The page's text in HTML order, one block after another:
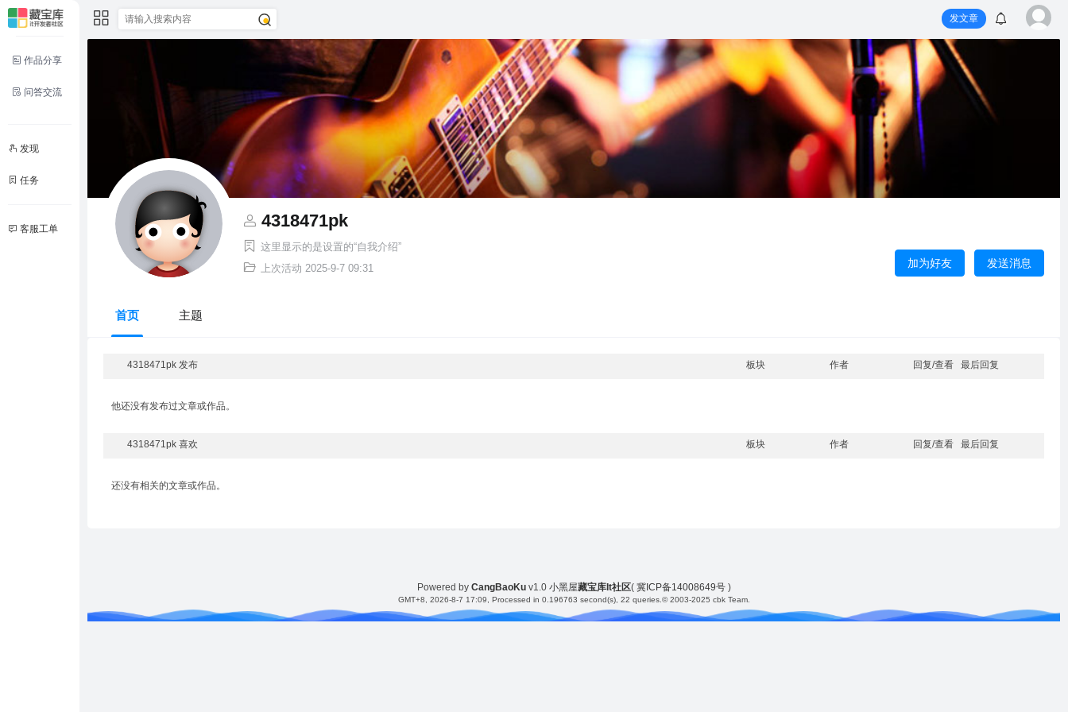
作品分享
问答交流
发现
任务
客服工单
发文章
4318471pk
这里显示的是设置的“自我介绍”
上次活动 2025-9-7 09:31 加为好友 发送消息
首页 主题
4318471pk 发布 板块 作者 回复/查看 最后回复
他还没有发布过文章或作品。
4318471pk 喜欢 板块 作者 回复/查看 最后回复
还没有相关的文章或作品。
Powered by CangBaoKu v1.0 小黑屋藏宝库It社区( 冀ICP备14008649号)
GMT+8, 2026-8-7 17:09 , Processed in 0.196763 second(s), 22 queries. © 2003-2025 cbk Team.